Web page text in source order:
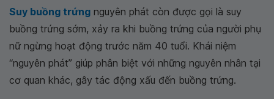
Suy buồng trứng nguyên phát còn được gọi là suy
buồng trứng sớm, xảy ra khi buồng trứng của người phụ
nữ ngừng hoạt động trước năm 40 tuổi. Khái niệm
“nguyên phát” giúp phân biệt với những nguyên nhân tại
cơ quan khác, gây tác động xấu đến buồng trứng.